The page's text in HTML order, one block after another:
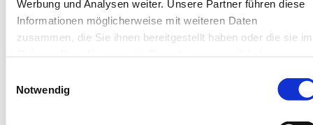
Werbung und Analysen weiter. Unsere Partner führen diese
Informationen möglicherweise mit weiteren Daten
zusammen, die Sie ihnen bereitgestellt haben oder die sie im
Notwendig